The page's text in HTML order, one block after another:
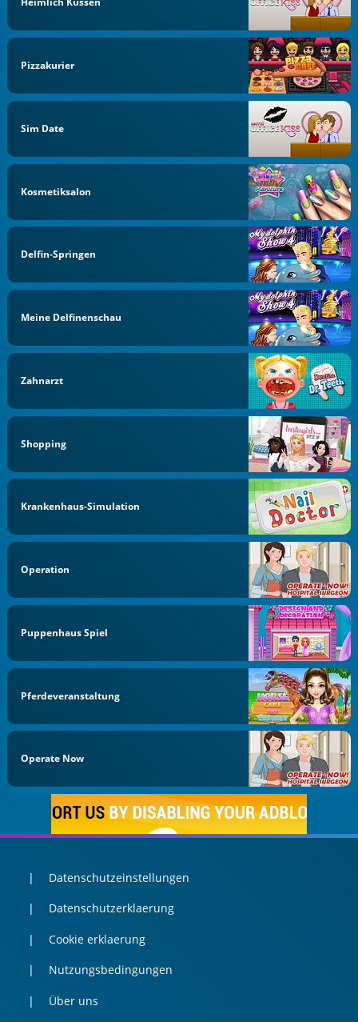
Pizzakurier
Sim Date
Kosmetiksalon
Delfin-Springen
Meine Delfinenschau
Zahnarzt
Shopping
Krankenhaus-Simulation
Operation
Puppenhaus Spiel
Pferdeveranstaltung
Operate Now
Datenschutzeinstellungen
Datenschutzerklaerung
Cookie erklaerung
Nutzungsbedingungen
Über uns